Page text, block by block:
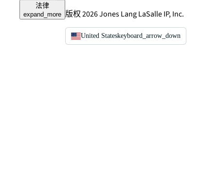
法律
expand_more 版权 2026 Jones Lang LaSalle IP, Inc.
United Stateskeyboard_arrow_down